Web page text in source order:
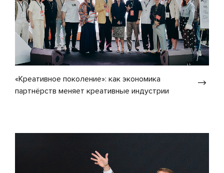
«Креативное поколение»: как экономика
партнёрств меняет креативные индустрии